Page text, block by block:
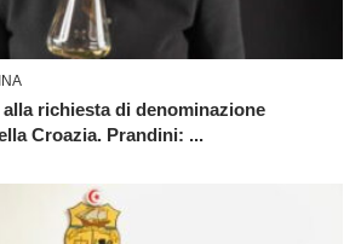
richiesta di denominazione
Croazia. Prandini: ...